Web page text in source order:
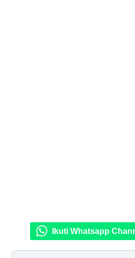
Ikuti Whatsapp